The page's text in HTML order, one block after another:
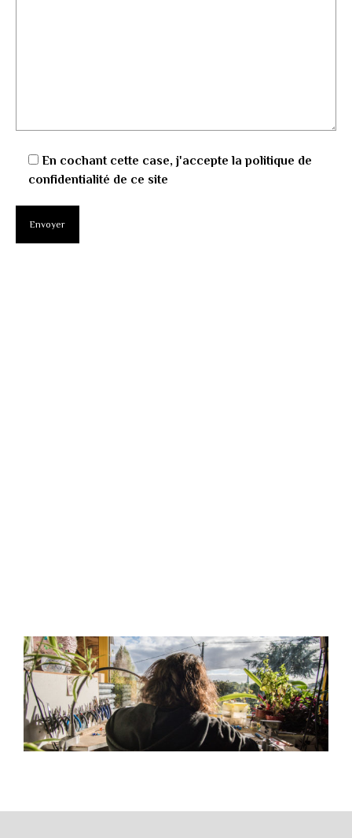
En cochant cette case, j'accepte la politique de
confidentialité de ce site